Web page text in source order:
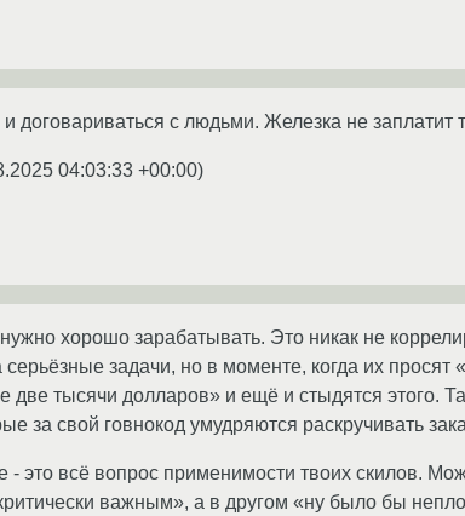
договариваться с людьми. Железка не заплатит
04:03:33 +00:00)
хорошо зарабатывать. Это никак не
задачи, но в моменте, когда их просят
две тысячи долларов» и ещё и стыдятся этого.
за свой говнокод умудряются раскручивать
- это всё вопрос применимости твоих скилов.
важным», а в другом «ну было бы